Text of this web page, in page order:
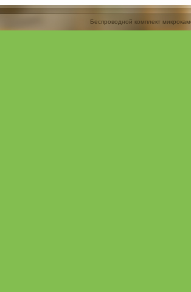
Беспроводной комплект